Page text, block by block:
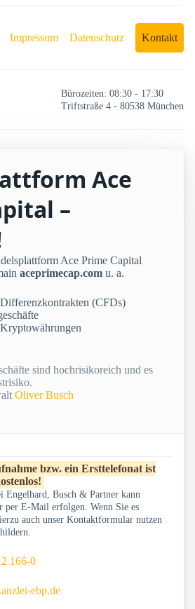
Impressum Datenschutz Kontakt
Bürozeiten: 08:30 - 17:30
Triftstraße 4 - 80538 München
Ace
–
Ace Prime Capital
aceprimecap.com u. a.
(CFDs)
sind hochrisikoreich und es
Oliver Busch
bzw. ein Ersttelefonat ist
Engelhard, Busch & Partner kann
per E-Mail erfolgen. Wenn Sie es
auch unser Kontaktformular nutzen
166-0
ebp.de